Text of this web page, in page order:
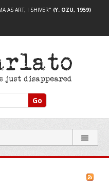
AS ART, I SHIVER" (Y. OZU, 1959)
Go